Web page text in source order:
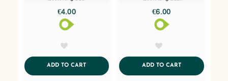
€4.00
ADD TO CARTADDTOCART
€6.00
ADD TO CARTADDTOCART